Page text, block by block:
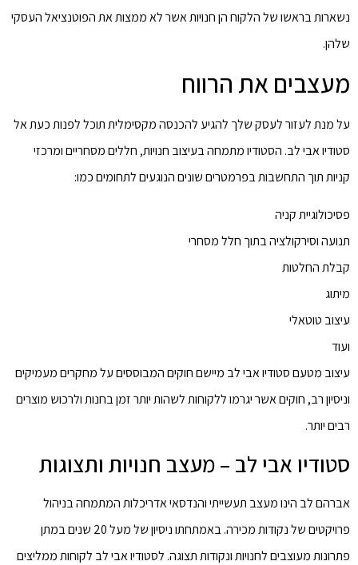
נשארות בראשו של הלקוח הן חנויות אשר לא ממצות את הפוטנציאל העסקי
שלהן.
מעצבים את הרווח
על מנת לעזור לעסק שלך להגיע להכנסה מקסימלית תוכל לפנות כעת אל
סטודיו אבי לב. הסטודיו מתמחה בעיצוב חנויות, חללים מסחריים ומרכזי
קניות תוך התחשבות בפרמטרים שונים הנוגעים לתחומים כמו:
פסיכולוגיית קניה
תנועה וסירקולציה בתוך חלל מסחרי
קבלת החלטות
מיתוג
עיצוב טוטאלי
ועוד
עיצוב מטעם סטודיו אבי לב מיישם חוקים המבוססים על מחקרים מעמיקים
וניסיון רב, חוקים אשר יגרמו ללקוחות לשהות יותר זמן בחנות ולרכוש מוצרים
רבים יותר.
סטודיו אבי לב – מעצב חנויות ותצוגות
אברהם לב הינו מעצב תעשייתי והנדסאי אדריכלות המתמחה בניהול
פרויקטים של נקודות מכירה. באמתחתו ניסיון של מעל 20 שנים במתן
פתרונות מעוצבים לחנויות ונקודות תצוגה. לסטודיו אבי לב לקוחות ממליצים